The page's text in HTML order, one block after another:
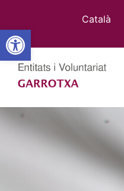
Obre la barra d'eines
al
contingut
Català